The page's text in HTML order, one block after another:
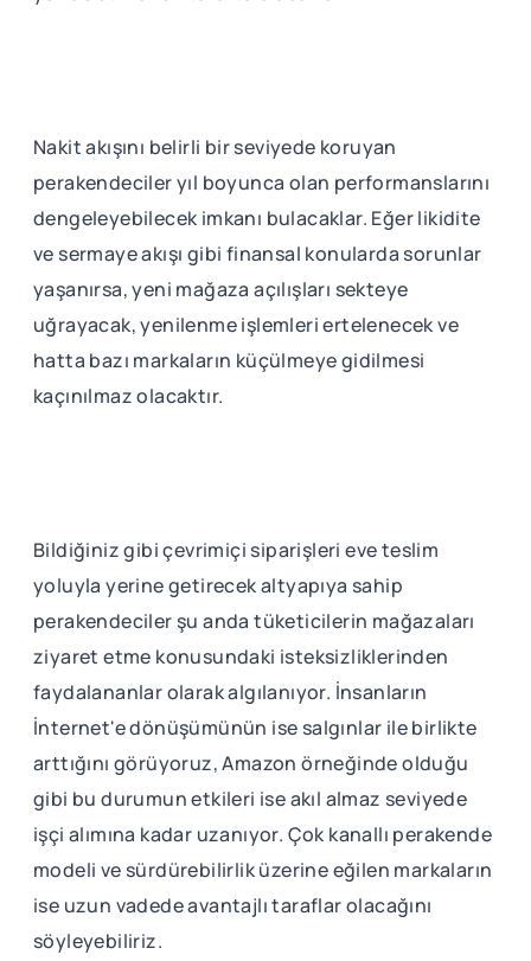
Nakit akışını belirli bir seviyede koruyan
perakendeciler yıl boyunca olan performanslarını
dengeleyebilecek imkanı bulacaklar. Eğer likidite
ve sermaye akışı gibi finansal konularda sorunlar
yaşanırsa, yeni mağaza açılışları sekteye
uğrayacak, yenilenme işlemleri ertelenecek ve
hatta bazı markaların küçülmeye gidilmesi
kaçınılmaz olacaktır.
Bildiğiniz gibi çevrimiçi siparişleri eve teslim
yoluyla yerine getirecek altyapıya sahip
perakendeciler şu anda tüketicilerin mağazaları
ziyaret etme konusundaki isteksizliklerinden
faydalananlar olarak algılanıyor. İnsanların
İnternet'e dönüşümünün ise salgınlar ile birlikte
arttığını görüyoruz, Amazon örneğinde olduğu
gibi bu durumun etkileri ise akıl almaz seviyede
işçi alımına kadar uzanıyor. Çok kanallı perakende
modeli ve sürdürebilirlik üzerine eğilen markaların
ise uzun vadede avantajlı taraflar olacağını
söyleyebiliriz.